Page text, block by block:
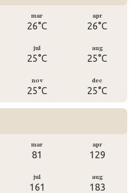
mar
26°C
apr
26°C
jul
25°C
aug
25°C
nov
25°C
dec
25°C
mar
81
apr
129
jul
161
aug
183